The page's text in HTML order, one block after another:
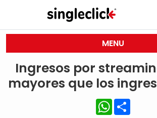
MENU
Ingresos por
mayores que los
WhatsApp